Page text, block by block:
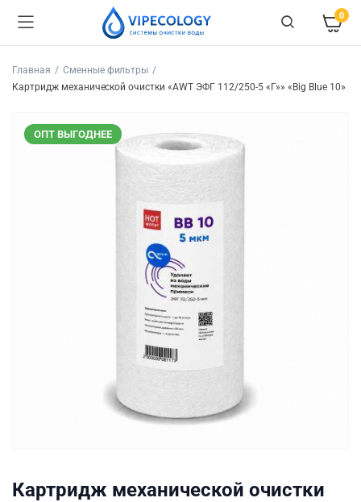
0
Главная
Сменные фильтры
Картридж механической очистки «AWT ЭФГ 112/250-5 «Г»» «Big Blue 10»
ОПТ ВЫГОДНЕЕ
Картридж механической очистки